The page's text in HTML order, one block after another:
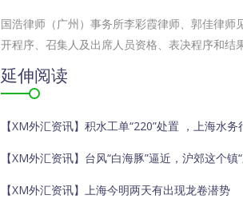
国浩律师（广州）事务所李彩霞律师、郭佳律
开程序、召集人及出席人员资格、表决程序和结
延伸阅读
【XM外汇资讯】积水工单“220”处置 ，上海水
【XM外汇资讯】台风“白海豚”逼近，沪郊这个
【XM外汇资讯】上海今明两天有出现龙卷潜势